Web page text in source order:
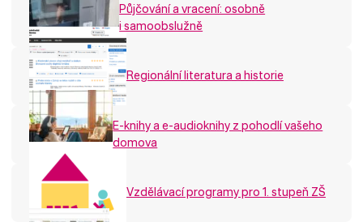
Půjčování a vracení: osobně
i samoobslužně
Regionální literatura a historie
E-knihy a e-audioknihy z pohodlí vašeho
domova
Vzdělávací programy pro 1. stupeň ZŠ